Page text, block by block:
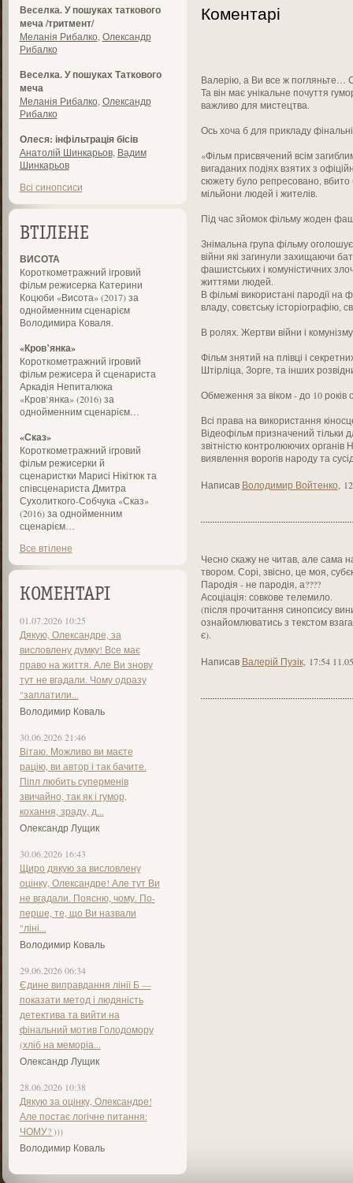
Веселка. У пошуках таткового
меча /тритмент/
Меланія Рибалко Олександр
Рибалко
Веселка. У пошуках Таткового
меча
Меланія Рибалко Олександр
Рибалко
Олеся: інфільтрація бісів
Анатолій Шинкарьов, Вадим
Шинкарьов
Всі синопсиси
ВТІЛЕНЕ
ВИСОТА
Короткометражний ігровий
фільм режисерка Катерини
Коцюби «Висота» (2017) за
однойменним сценарієм
Володимира Коваля.
«Кров’янка»
Короткометражний ігровий
фільм режисера й сценариста
Аркадія Непиталюка
«Кров’янка» (2016) за
однойменним сценарієм…
«Сказ»
Короткометражний ігровий
фільм режисерки й
сценаристки Марисі Нікітюк та
співсценариста Дмитра
Сухолиткого-Собчука «Сказ»
(2016) за однойменним
сценарієм…
Все втілене
КОМЕНТАРІ
01.07.2026 10:25
Дякую, Олександре, за
висловлену думку! Все має
право на життя. Але Ви знову
тут не вгадали. Чому одразу
"заплатили...
Володимир Коваль
30.06.2026 21:46
Вітаю. Можливо ви маєте
рацію, ви автор і так бачите.
Піпл любить суперменів
звичайно, так як і гумор,
кохання, зраду, д...
Олександр Лущик
30.06.2026 16:43
Щиро дякую за висловлену
оцінку, Олександре! Але тут Ви
не вгадали. Поясню, чому. По-
перше, те, що Ви назвали
"ліні...
Володимир Коваль
29.06.2026 06:34
Єдине виправдання лінії Б —
показати метод і людяність
детектива та вийти на
фінальний мотив Голодомору
(хліб на меморіа...
Олександр Лущик
28.06.2026 10:38
Дякую за оцінку, Олександре!
Але постає логічне питання:
ЧОМУ? )))
Володимир Коваль
Коментарі
Валерію, а Ви все ж погляньте…
Та він має унікальне почуття
важливо для мистецтва.
Ось хоча б для прикладу
«Фільм присвячений всім загиблим
вигаданих подіях взятих з
сюжету було репресовано, вбито
мільйони людей і жителів.
Під час зйомок фільму жоден
Знімальна група фільму
війни які загинули захищаючи
фашистських і комуністичних
життями людей.
В фільмі використані пародії на
владу, совєтську історіографію,
В ролях. Жертви війни і
Фільм знятий на плівці і
Штірліца, Зорге, та інших
Обмеження за віком - до 10 років
Всі права на використання
Відеофільм призначений тільки
звітністю контролюючих
виявлення ворогів народу та
Написав Володимир Войтенко
Чесно скажу не читав, але сама
твором. Сорі, звісно, це моя,
Пародія - не пародія, а????
Асоціація: совкове телемило.
(після прочитання синопсису
ознайомлюватись з текстом
є).
Написав Валерій Пузік, 17:54